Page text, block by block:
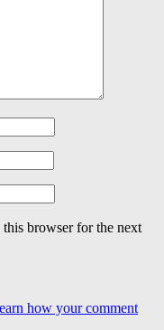
browser for the next
how your comment